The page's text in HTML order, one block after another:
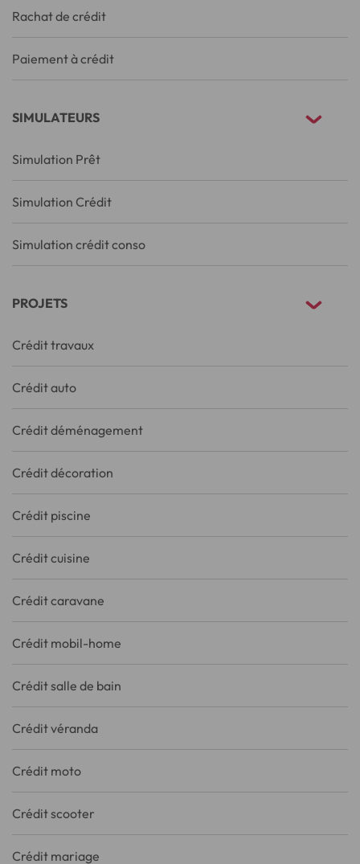
Rachat de crédit
Paiement à crédit
SIMULATEURS
Simulation Prêt
Simulation Crédit
Simulation crédit conso
PROJETS
Crédit travaux
Crédit auto
Crédit déménagement
Crédit décoration
Crédit piscine
Crédit cuisine
Crédit caravane
Crédit mobil-home
Crédit salle de bain
Crédit véranda
Crédit moto
Crédit scooter
Crédit mariage